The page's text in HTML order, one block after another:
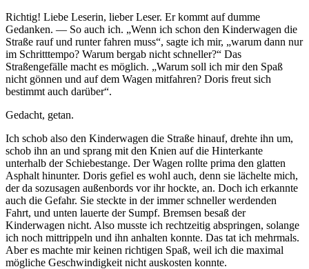
Richtig! Liebe Leserin, lieber Leser. Er kommt auf dumme
Gedanken. — So auch ich.
Wenn ich schon den Kinderwagen die
Straße rauf und runter fahren muss , sagte ich mir,
warum dann nur
im Schritttempo? Warum bergab nicht schneller?
Das
Straßengefälle macht es möglich.
Warum soll ich mir den Spaß
nicht gönnen und auf dem Wagen mitfahren? Doris freut sich
bestimmt auch darüber .
Gedacht, getan.
Ich schob also den Kinderwagen die Straße hinauf, drehte ihn um,
schob ihn an und sprang mit den Knien auf die Hinterkante
unterhalb der Schiebestange. Der Wagen rollte prima den glatten
Asphalt hinunter. Doris gefiel es wohl auch, denn sie lächelte mich,
der da sozusagen außenbords vor ihr hockte, an. Doch ich erkannte
auch die Gefahr. Sie steckte in der immer schneller werdenden
Fahrt, und unten lauerte der Sumpf. Bremsen besaß der
Kinderwagen nicht. Also musste ich rechtzeitig abspringen, solange
ich noch mittrippeln und ihn anhalten konnte. Das tat ich mehrmals.
Aber es machte mir keinen richtigen Spaß, weil ich die maximal
mögliche Geschwindigkeit nicht auskosten konnte.